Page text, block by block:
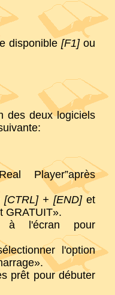
disponible [F1]ou
des deux logiciels
Player”après
[CTRL] + [END]et
GRATUIT».
à l'écran pour
l'option
prêt pour débuter